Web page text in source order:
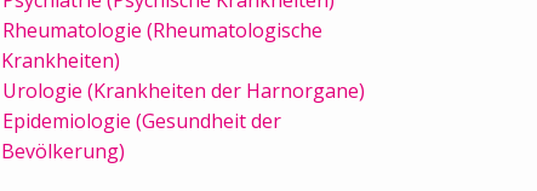
Rheumatologie (Rheumatologische
Krankheiten)
Urologie (Krankheiten der Harnorgane)
Epidemiologie (Gesundheit der
Bevölkerung)